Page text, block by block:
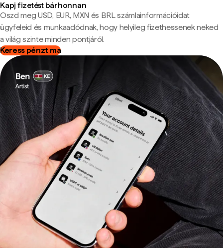
Kapj fizetést bárhonnan
Oszd meg USD, EUR, MXN és BRL számlainformációidat
ügyfeleid és munkaadódnak, hogy helyileg fizethessenek neked
a világ szinte minden pontjáról.
Keress pénzt ma